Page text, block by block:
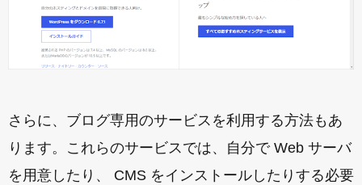
さらに、ブログ専用のサービスを利用する方法もあ
ります。これらのサービスでは、自分で Web サーバ
を用意したり、 CMS をインストールしたりする必要